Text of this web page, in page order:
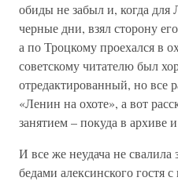
обиды не забыл и, когда для
черные дни, взял сторону
а по Троцкому проехался в
советскому читателю был
отредактированный, но все
«Ленин на охоте», а вот
занятием – покуда в архиве
И все же неудача не свалила
бедами алексинского гостя